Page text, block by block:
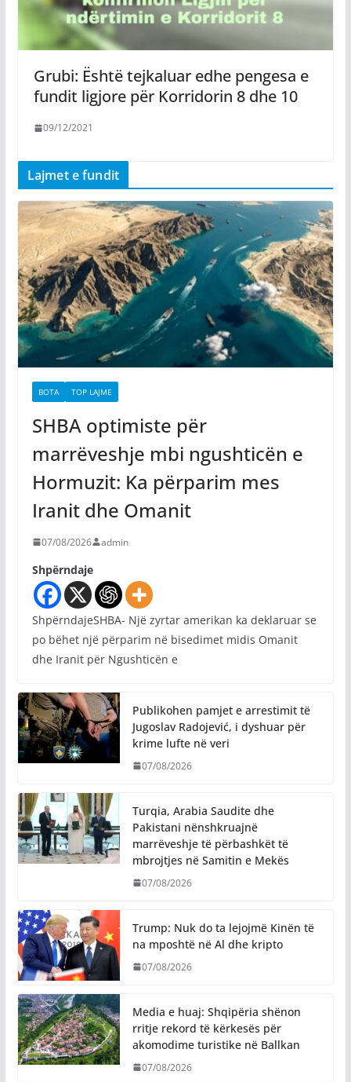
Grubi: Është tejkaluar edhe pengesa e
fundit ligjore për Korridorin 8 dhe 10
09/12/2021
Lajmet e fundit
BOTA TOP LAJME
SHBA optimiste për
marrëveshje mbi ngushticën e
Hormuzit: Ka përparim mes
Iranit dhe Omanit
07/08/2026 admin
Shpërndaje
ShpërndajeSHBA- Një zyrtar amerikan ka deklaruar se
po bëhet një përparim në bisedimet midis Omanit
dhe Iranit për Ngushticën e
Publikohen pamjet e arrestimit të
Jugoslav Radojević, i dyshuar për
krime lufte në veri
07/08/2026
Turqia, Arabia Saudite dhe
Pakistani nënshkruajnë
marrëveshje të përbashkët të
mbrojtjes në Samitin e Mekës
07/08/2026
Trump: Nuk do ta lejojmë Kinën të
na mposhtë në Al dhe kripto
07/08/2026
Media e huaj: Shqipëria shënon
rritje rekord të kërkesës për
akomodime turistike në Ballkan
07/08/2026